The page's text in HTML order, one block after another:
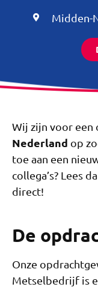
Midden-
Wij zijn voor een
Nederland op
toe aan een
collega’s? Lees
direct!
De
Onze
Metselbedrijf is